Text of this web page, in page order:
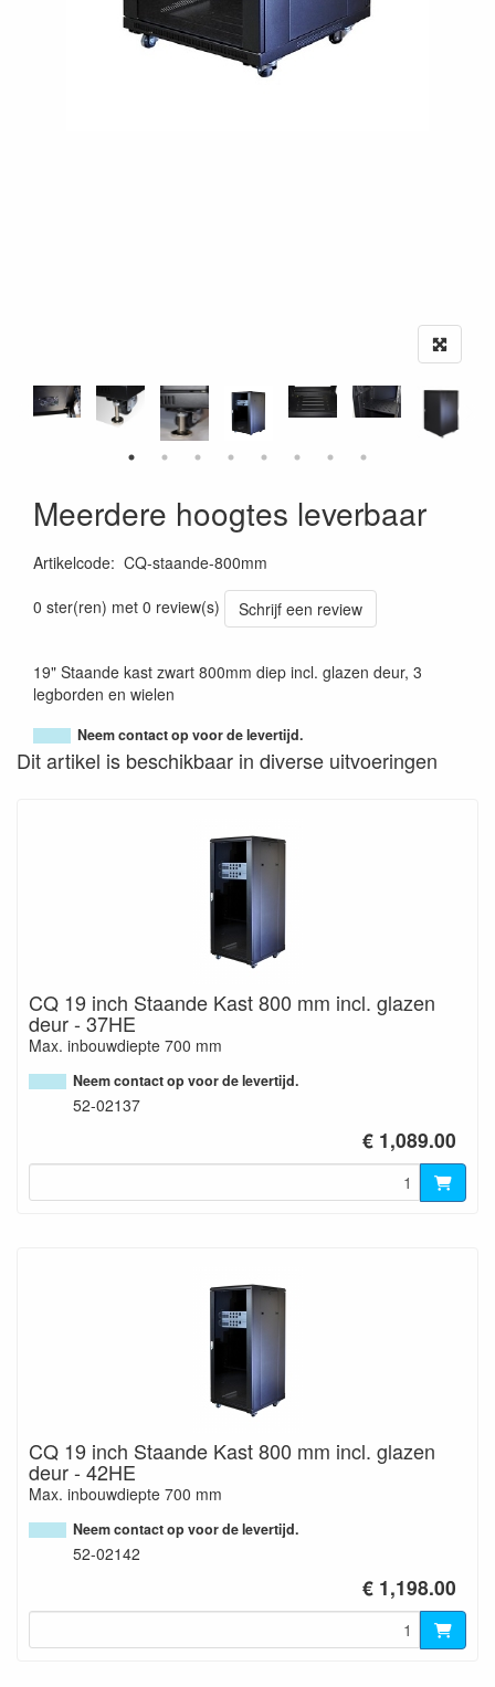
Meerdere hoogtes leverbaar
Artikelcode: CQ-staande-800mm
0 ster(ren) met 0 review(s)
Schrijf een review
19" Staande kast zwart 800mm diep incl. glazen deur, 3
legborden en wielen
Neem contact op voor de levertijd.
Dit artikel is beschikbaar in diverse uitvoeringen
CQ 19 inch Staande Kast 800 mm incl. glazen
deur - 37HE
Max. inbouwdiepte 700 mm
Neem contact op voor de levertijd.
52-02137
€ 1,089.00
CQ 19 inch Staande Kast 800 mm incl. glazen
deur - 42HE
Max. inbouwdiepte 700 mm
Neem contact op voor de levertijd.
52-02142
€ 1,198.00